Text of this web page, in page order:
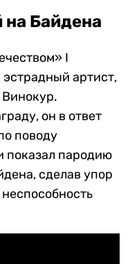
на Байдена
I
артист,
он в ответ
поводу
показал пародию
сделав упор